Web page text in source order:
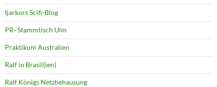
Ijarkors Scifi-Blog
PR–Stammtisch Ulm
Praktikum Australien
Ralf in Brasil(ien)
Ralf Königs Netzbehausung